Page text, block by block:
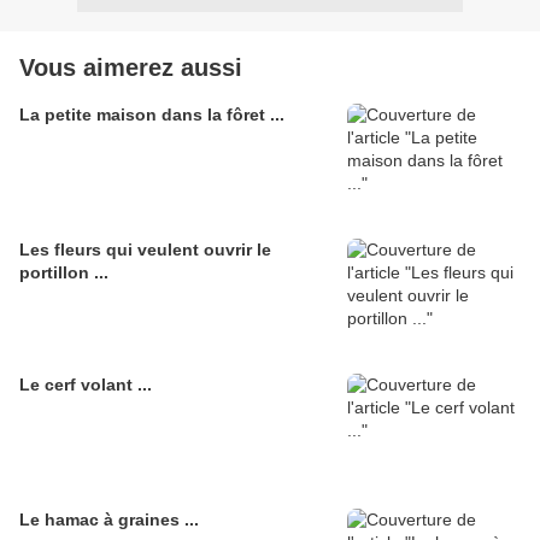
Vous aimerez aussi
La petite maison dans la fôret ...
Les fleurs qui veulent ouvrir le
portillon ...
Le cerf volant ...
Le hamac à graines ...